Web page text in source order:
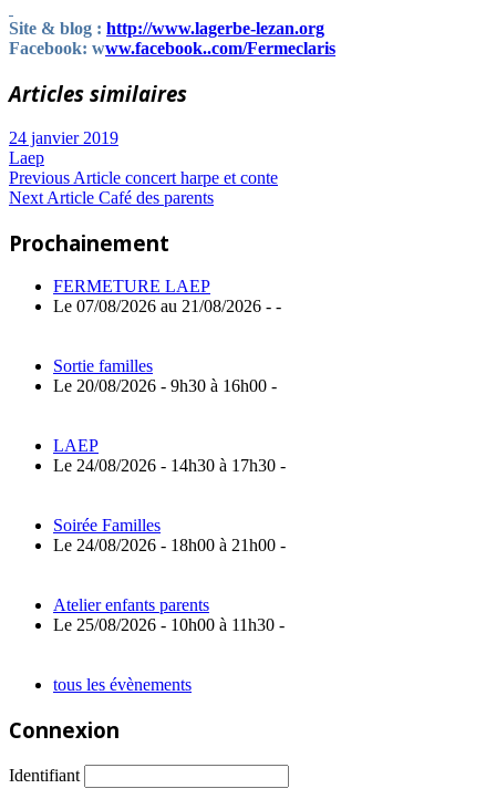
Site & blog : http://www.lagerbe-lezan.org
Facebook: www.facebook..com/Fermeclaris
Articles similaires
24 janvier 2019
Laep
Navigation
l’article
Previous ArticlePrevious
Post:
concert harpe et conte
Next ArticleNext
Café des parents
Prochainement
FERMETURE LAEP
Le 07/08/2026 au 21/08/2026 - -
Sortie familles
Le 20/08/2026 - 9h30 à 16h00 -
LAEP
Le 24/08/2026 - 14h30 à 17h30 -
Soirée Familles
Le 24/08/2026 - 18h00 à 21h00 -
Atelier enfants parents
Le 25/08/2026 - 10h00 à 11h30 -
tous les évènements
Connexion
Identifiant